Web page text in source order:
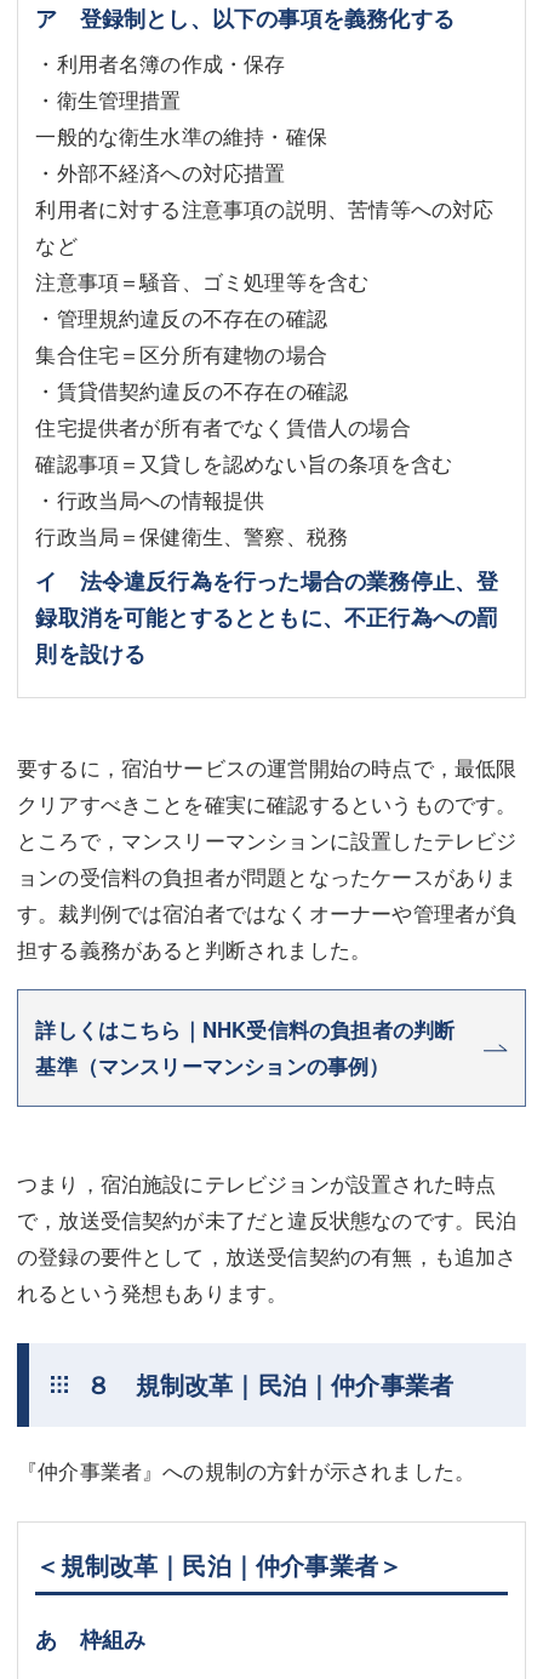
ア 登録制とし、以下の事項を義務化する
・利用者名簿の作成・保存
・衛生管理措置
一般的な衛生水準の維持・確保
・外部不経済への対応措置
利用者に対する注意事項の説明、苦情等への対応
など
注意事項＝騒音、ゴミ処理等を含む
・管理規約違反の不存在の確認
集合住宅＝区分所有建物の場合
・賃貸借契約違反の不存在の確認
住宅提供者が所有者でなく賃借人の場合
確認事項＝又貸しを認めない旨の条項を含む
・行政当局への情報提供
行政当局＝保健衛生、警察、税務
イ 法令違反行為を行った場合の業務停止、登
録取消を可能とするとともに、不正行為への罰
則を設ける
要するに，宿泊サービスの運営開始の時点で，最低限
クリアすべきことを確実に確認するというものです。
ところで，マンスリーマンションに設置したテレビジ
ョンの受信料の負担者が問題となったケースがありま
す。裁判例では宿泊者ではなくオーナーや管理者が負
担する義務があると判断されました。
詳しくはこちら｜NHK受信料の負担者の判断
基準（マンスリーマンションの事例）
つまり，宿泊施設にテレビジョンが設置された時点
で，放送受信契約が未了だと違反状態なのです。民泊
の登録の要件として，放送受信契約の有無，も追加さ
れるという発想もあります。
８ 規制改革｜民泊｜仲介事業者
『仲介事業者』への規制の方針が示されました。
＜規制改革｜民泊｜仲介事業者＞
あ 枠組み